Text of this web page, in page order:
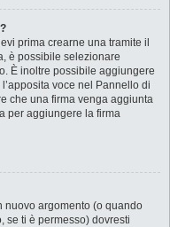
prima crearne una tramite il
è possibile selezionare
È inoltre possibile aggiungere
voce nel Pannello di
che una firma venga aggiunta
per aggiungere la firma
nuovo argomento (o quando
se ti è permesso) dovresti